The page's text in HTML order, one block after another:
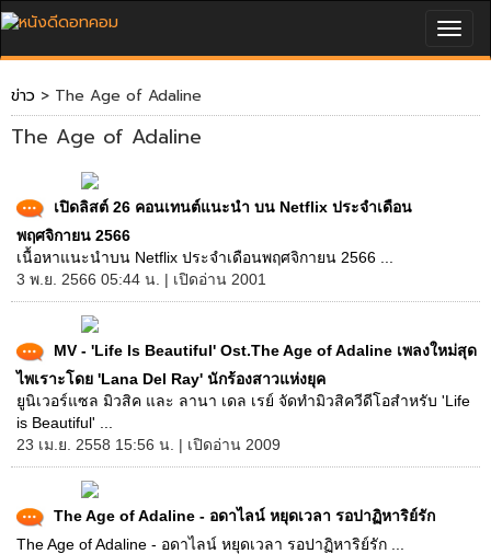
ข่าว > The Age of Adaline
The Age of Adaline
เปิดลิสต์ 26 คอนเทนต์แนะนำ บน Netflix ประจำเดือน
พฤศจิกายน 2566
เนื้อหาแนะนำบน Netflix ประจำเดือนพฤศจิกายน 2566 ...
3 พ.ย. 2566 05:44 น. | เปิดอ่าน 2001
MV - 'Life Is Beautiful' Ost.The Age of Adaline เพลงใหม่สุด
ไพเราะโดย 'Lana Del Ray' นักร้องสาวแห่งยุค
ยูนิเวอร์แซล มิวสิค และ ลานา เดล เรย์ จัดทำมิวสิควีดีโอสำหรับ 'Life
is Beautiful' ...
23 เม.ย. 2558 15:56 น. | เปิดอ่าน 2009
The Age of Adaline - อดาไลน์ หยุดเวลา รอปาฏิหาริย์รัก
The Age of Adaline - อดาไลน์ หยุดเวลา รอปาฏิหาริย์รัก ...